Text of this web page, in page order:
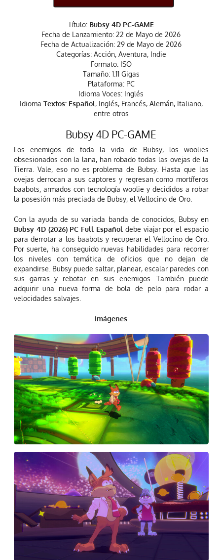
Título: Bubsy 4D PC-GAME
Fecha de Lanzamiento: 22 de Mayo de 2026
Fecha de Actualización: 29 de Mayo de 2026
Categorías: Acción, Aventura, Indie
Formato: ISO
Tamaño: 1.11 Gigas
Plataforma: PC
Idioma Voces: Inglés
Idioma Textos: Español, Inglés, Francés, Alemán, Italiano,
entre otros
Bubsy 4D PC-GAME
Los enemigos de toda la vida de Bubsy, los woolies
obsesionados con la lana, han robado todas las ovejas de la
Tierra. Vale, eso no es problema de Bubsy. Hasta que las
ovejas derrocan a sus captores y regresan como mortíferos
baabots, armados con tecnología woolie y decididos a robar
la posesión más preciada de Bubsy, el Vellocino de Oro.
Con la ayuda de su variada banda de conocidos, Bubsy en
Bubsy 4D (2026) PC Full Español debe viajar por el espacio
para derrotar a los baabots y recuperar el Vellocino de Oro.
Por suerte, ha conseguido nuevas habilidades para recorrer
los niveles con temática de oficios que no dejan de
expandirse. Bubsy puede saltar, planear, escalar paredes con
sus garras y rebotar en sus enemigos. También puede
adquirir una nueva forma de bola de pelo para rodar a
velocidades salvajes.
Imágenes